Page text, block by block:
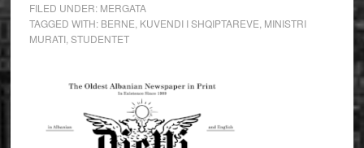
FILED UNDER: MERGATA
TAGGED WITH: BERNE KUVENDI I SHQIPTAREVE MINISTRI
MURATI, STUDENTET